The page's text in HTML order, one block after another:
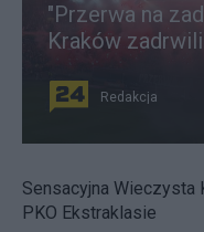
"Przerwa na
Kraków
Redakcja
Sensacyjna Wieczysta
PKO Ekstraklasie